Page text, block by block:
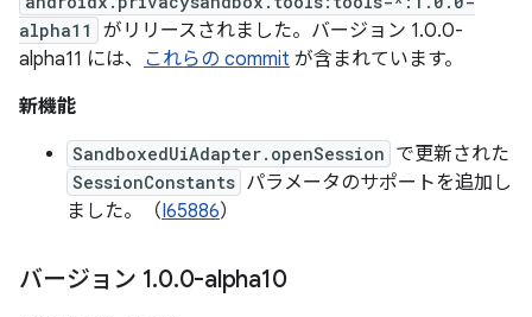
alpha11
がリリースされました。バージョン 1.0.0-
alpha11 には、 これらの commit が含まれています。
新機能
SandboxedUiAdapter.openSession で更新された
SessionConstants パラメータのサポートを追加し
ました。（I65886）
バージョン 1.0.0-alpha10